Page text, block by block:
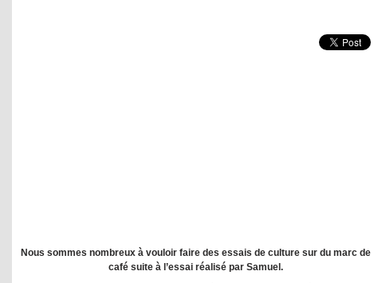
Nous sommes nombreux à vouloir faire des essais de culture sur du marc de
café suite à l’essai réalisé par Samuel.